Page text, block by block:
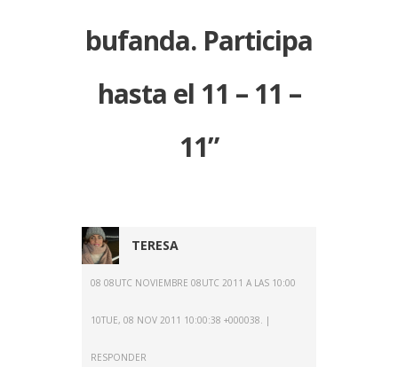
bufanda. Participa
hasta el 11 – 11 –
11”
TERESA
08 08UTC NOVIEMBRE 08UTC 2011 A LAS 10:00
10TUE, 08 NOV 2011 10:00:38 +000038.
RESPONDER